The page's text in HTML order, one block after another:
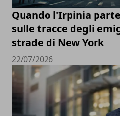
Quando l'Irpinia
sulle tracce degli
strade di New York
22/07/2026